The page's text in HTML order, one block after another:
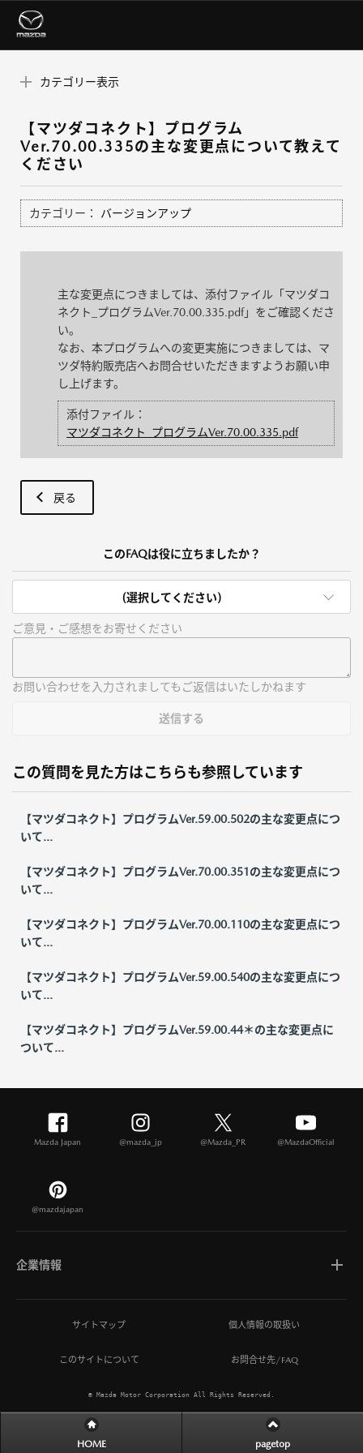
カテゴリー表示
【マツダコネクト】プログラム
Ver.70.00.335の主な変更点について教えて
ください
カテゴリー： バージョンアップ
主な変更点につきましては、添付ファイル「マツダコ
ネクト_プログラムVer.70.00.335.pdf」をご確認くださ
い。
なお、本プログラムへの変更実施につきましては、マ
ツダ特約販売店へお問合せいただきますようお願い申
し上げます。
添付ファイル：
マツダコネクト_プログラムVer.70.00.335.pdf
戻る
このFAQは役に立ちましたか？
(選択してください)
ご意見・ご感想をお寄せください
お問い合わせを入力されましてもご返信はいたしかねます
送信する
この質問を見た方はこちらも参照しています
【マツダコネクト】プログラムVer.59.00.502の主な変更点につ
いて...
【マツダコネクト】プログラムVer.70.00.351の主な変更点につ
いて...
【マツダコネクト】プログラムVer.70.00.110の主な変更点につ
いて...
【マツダコネクト】プログラムVer.59.00.540の主な変更点につ
いて...
【マツダコネクト】プログラムVer.59.00.44＊の主な変更点に
ついて...
Mazda Japan @mazda_jp @Mazda_PR @MazdaOfficial
@mazdajapan
企業情報
マツダについて
ひとを想う価値創造
サステナビリティ
サイトマップ 個人情報の取扱い
このサイトについて お問合せ先/FAQ
© Mazda Motor Corporation All Rights Reserved.
HOME pagetop